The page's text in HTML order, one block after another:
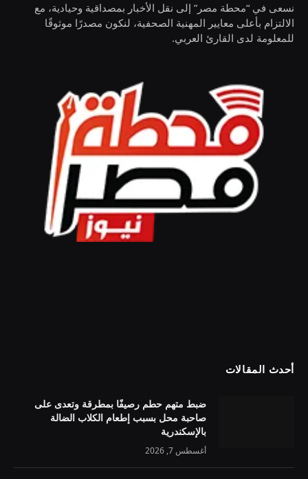
نسعى في “محطة مصر” إلى نقل الأخبار بمصداقية وحيادية، مع
الالتزام بأعلى معايير المهنية الصحفية، لنكون مصدرًا موثوقًا
للمعلومة لدى القارئ العربي.
أحدث المقالات
ضبط متهم حطم رصيفًا بمطرقة وتعدى على
صاحبة محل بسبب إطعام الكلاب الضالة
بالإسكندرية
أغسطس 7, 2026